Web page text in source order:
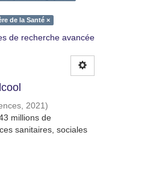
de la Santé ×
de recherche avancée
, 2021)
millions de
sanitaires, sociales